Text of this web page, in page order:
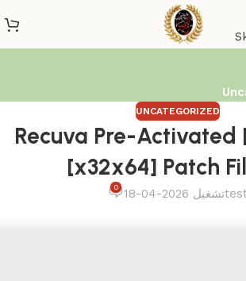
UNCATEGORIZED
Recuva Pre-
[x32x64] Patch
تشغيل 2026-04-18 0